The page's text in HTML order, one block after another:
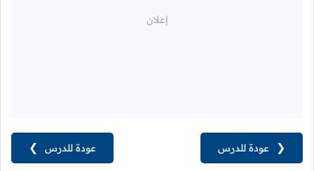
عودة للدرس ❯ ❮ عودة للدرس